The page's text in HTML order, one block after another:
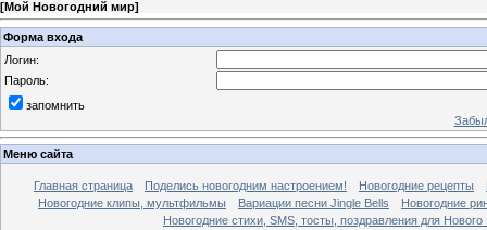
[Мой Новогодний мир]
Форма входа
Логин:
Пароль:
запомнить
Меню сайта
Главная страница Поделись новогодним настроением! Новогодние рецепты
Новогодние клипы, мультфильмы
Вариации песни Jingle Bells
Новогодние
Новогодние стихи, SMS, тосты, поздравления для